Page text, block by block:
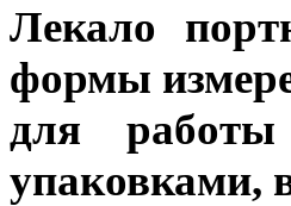
Лекало
формы
для
упаковками,